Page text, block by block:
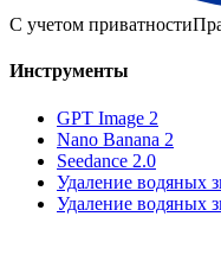
С учетом приватности
Инструменты
GPT Image 2
Nano Banana 2
Seedance 2.0
Удаление водяных
Удаление водяных